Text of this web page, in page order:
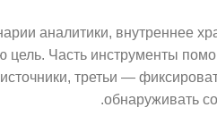
аналитики, внутреннее
Часть инструменты
третьи —
обнаруживать